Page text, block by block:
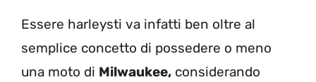
Essere harleysti va infatti ben oltre al
semplice concetto di possedere o meno
una moto di Milwaukee, considerando